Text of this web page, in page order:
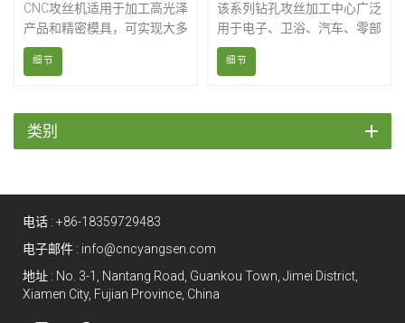
CNC攻丝机适用于加工高光泽
产品和精密模具，可实现大多
数金属产品的钻孔、铣削、镗
孔和旋孔功能，并能准确高效
加工。
细节
该系列钻孔攻丝加工中心广泛
用于电子、卫浴、汽车、零部
件、医疗设备等小型零件的快
速钻孔、攻丝和铣削；也适用
细节
类别
电话 : +86-18359729483
电子邮件 : info@cncyangsen.com
地址 : No. 3-1, Nantang Road, Guankou Town, Jimei District,
Xiamen City, Fujian Province, China